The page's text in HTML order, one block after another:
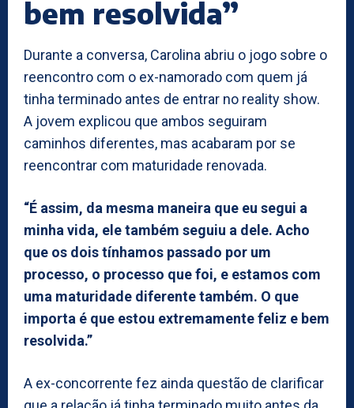
bem resolvida”
Durante a conversa, Carolina abriu o jogo sobre o
reencontro com o ex-namorado com quem já
tinha terminado antes de entrar no reality show.
A jovem explicou que ambos seguiram
caminhos diferentes, mas acabaram por se
reencontrar com maturidade renovada.
“É assim, da mesma maneira que eu segui a
minha vida, ele também seguiu a dele. Acho
que os dois tínhamos passado por um
processo, o processo que foi, e estamos com
uma maturidade diferente também. O que
importa é que estou extremamente feliz e bem
resolvida.”
A ex-concorrente fez ainda questão de clarificar